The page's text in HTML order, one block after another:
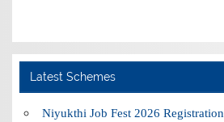
Latest Schemes
Niyukthi Job Fest 2026 Registration